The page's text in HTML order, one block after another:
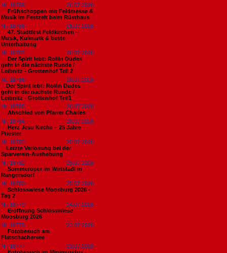
Nr. 18789
26.07.2026
Frühschoppen mit Feldmesse &
Musik im Festzelt beim Rüsthaus
Nr. 18788
26.07.2026
47. Stadtfest Feldkirchen –
Musik, Kulinarik & beste
Unterhaltung
Nr. 18787
26.07.2026
Der Spirit lebt: Rollin Dudes
geht in die nächste Runde /
Leibnitz - Grottenhof Teil 2
Nr. 18786
26.07.2026
​Der Spirit lebt: Rollin Dudes
geht in die nächste Runde /
Leibnitz - Grottenhof Teil1
Nr. 18785
26.07.2026
Abschied von Pfarrer Charles
Nr. 18784
26.07.2026
Herz Jesu Kirche – 25 Jahre
Priester
Nr. 18783
25.07.2026
​Letzte Verlosung bei der
Sparverein-Aushebung
Nr. 18782
25.07.2026
Sommeroper im Wirtstadl in
Rangersdorf
Nr. 18780
25.07.2026
Schlosswiese Moosburg 2026 -
Tag 2
Nr. 18779
24.07.2026
Eröffnung Schlosswiese
Moosburg 2026
Nr. 18778
23.07.2026
Fotobesuch am
Flatschachersee
Nr. 18777
23.07.2026